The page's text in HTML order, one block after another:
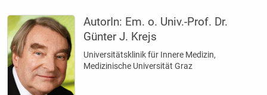
AutorIn: Em. o. Univ.-Prof. Dr.
Günter J. Krejs
Universitätsklinik für Innere Medizin,
Medizinische Universität Graz